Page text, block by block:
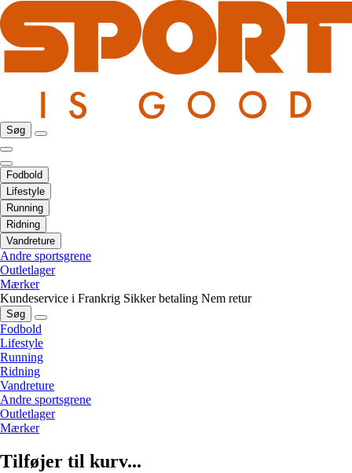
Søg
Fodbold
Lifestyle
Running
Ridning
Vandreture
Andre sportsgrene
Outletlager
Mærker
Kundeservice i Frankrig Sikker betaling Nem retur
Søg
Fodbold
Lifestyle
Running
Ridning
Vandreture
Andre sportsgrene
Outletlager
Mærker
Tilføjer til kurv...